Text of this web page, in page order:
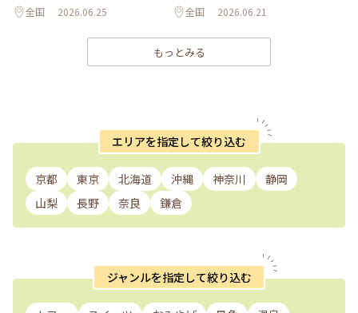
全国 2026.06.25 全国 2026.06.21
もっとみる
エリアを指定して絞り込む
京都 東京 北海道 沖縄 神奈川
静岡
山梨
長野 奈良 鎌倉
ジャンルを指定して絞り込む